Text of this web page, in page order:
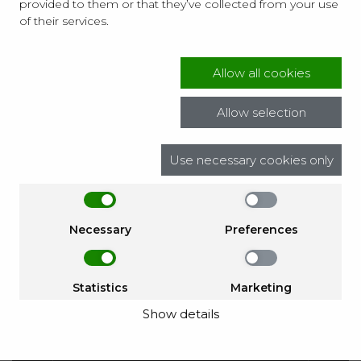
provided to them or that they’ve collected from your use
of their services.
Use necessary cookies only
Allow all cookies
Allow selection
Necessary Preferences
Statistics Marketing
Show details
Dołącz do grona ludzi z pasją!
Zapisz się i odbierz kod powitalny 5%
zniżki na zakupy w Artibo.